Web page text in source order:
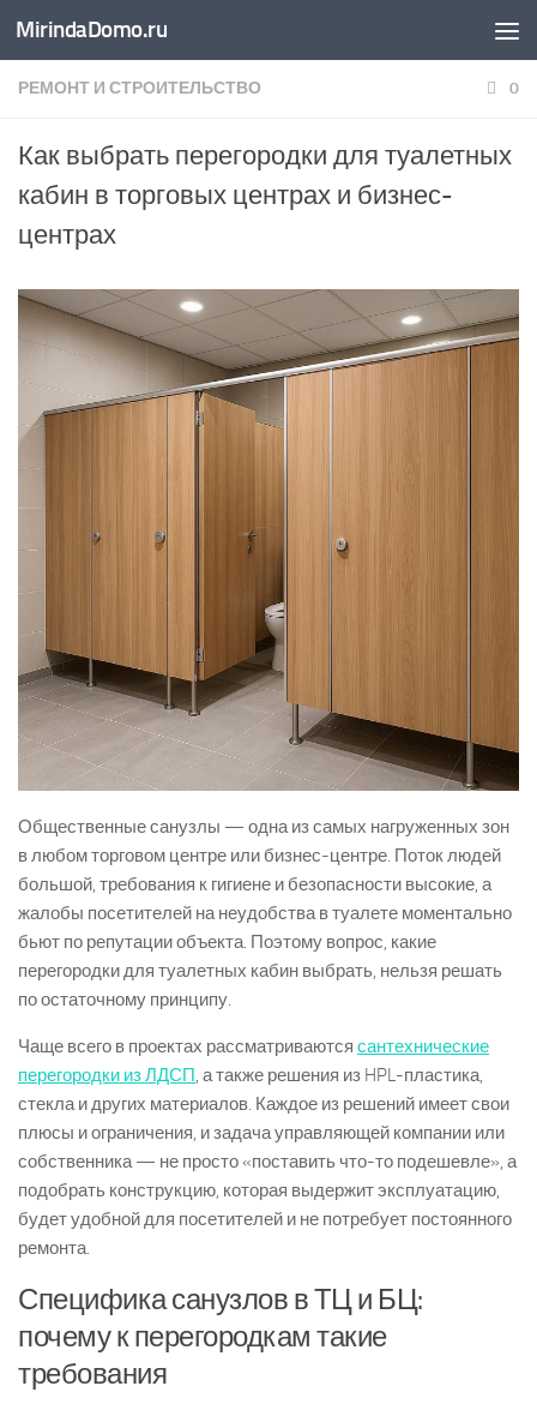
Перейти к содержимому
MirindaDomo.ru
РЕМОНТ И СТРОИТЕЛЬСТВО 0
Как выбрать перегородки для туалетных
кабин в торговых центрах и бизнес-
центрах
Общественные санузлы — одна из самых нагруженных зон
в любом торговом центре или бизнес-центре. Поток людей
большой, требования к гигиене и безопасности высокие, а
жалобы посетителей на неудобства в туалете моментально
бьют по репутации объекта. Поэтому вопрос, какие
перегородки для туалетных кабин выбрать, нельзя решать
по остаточному принципу.
Чаще всего в проектах рассматриваются сантехнические
перегородки из ЛДСП, а также решения из HPL-пластика,
стекла и других материалов. Каждое из решений имеет свои
плюсы и ограничения, и задача управляющей компании или
собственника — не просто «поставить что-то подешевле», а
подобрать конструкцию, которая выдержит эксплуатацию,
будет удобной для посетителей и не потребует постоянного
ремонта.
Специфика санузлов в ТЦ и БЦ:
почему к перегородкам такие
требования